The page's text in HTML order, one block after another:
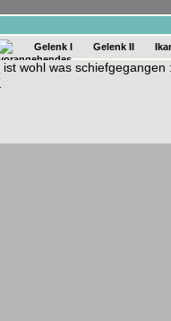
Gelenk I Gelenk II